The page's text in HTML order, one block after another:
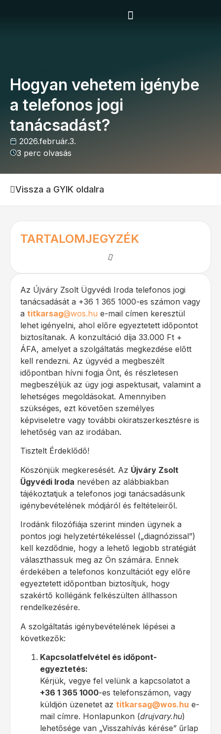
Hogyan vehetem igénybe
a telefonos jogi
tanácsadást?
2026.február.3.
3 perc olvasás
Vissza a GYIK oldalra
TARTALOMJEGYZÉK
Az Újváry Zsolt Ügyvédi Iroda telefonos jogi
tanácsadását a +36 1 365 1000-es számon vagy
a titkarsag@wos.hu e-mail címen keresztül
lehet igényelni, ahol előre egyeztetett időpontot
biztosítanak. A konzultáció díja 33.000 Ft +
ÁFA, amelyet a szolgáltatás megkezdése előtt
kell rendezni. Az ügyvéd a megbeszélt
időpontban hívni fogja Önt, és részletesen
megbeszéljük az ügy jogi aspektusait, valamint a
lehetséges megoldásokat. Amennyiben
szükséges, ezt követően személyes
képviseletre vagy további okiratszerkesztésre is
lehetőség van az irodában.
Tisztelt Érdeklődő!
Köszönjük megkeresését. Az Újváry Zsolt
Ügyvédi Iroda nevében az alábbiakban
tájékoztatjuk a telefonos jogi tanácsadásunk
igénybevételének módjáról és feltételeiről.
Irodánk filozófiája szerint minden ügynek a
pontos jogi helyzetértékeléssel („diagnózissal”)
kell kezdődnie, hogy a lehető legjobb stratégiát
választhassuk meg az Ön számára. Ennek
érdekében a telefonos konzultációt egy előre
egyeztetett időpontban biztosítjuk, hogy
szakértő kollégánk felkészülten állhasson
rendelkezésére.
A szolgáltatás igénybevételének lépései a
következők:
Kapcsolatfelvétel és időpont-
egyeztetés:
Kérjük, vegye fel velünk a kapcsolatot a
+36 1 365 1000-es telefonszámon, vagy
küldjön üzenetet az titkarsag@wos.hu e-
mail címre. Honlapunkon (drujvary.hu)
lehetősége van „Visszahívás kérése” űrlap